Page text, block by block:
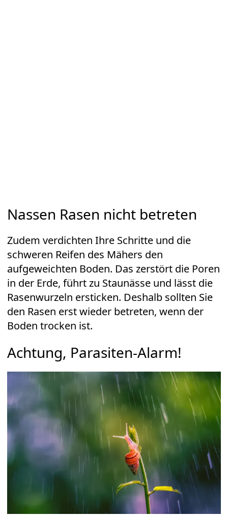
Nassen Rasen nicht betreten
Zudem verdichten Ihre Schritte und die
schweren Reifen des Mähers den
aufgeweichten Boden. Das zerstört die Poren
in der Erde, führt zu Staunässe und lässt die
Rasenwurzeln ersticken. Deshalb sollten Sie
den Rasen erst wieder betreten, wenn der
Boden trocken ist.
Achtung, Parasiten-Alarm!